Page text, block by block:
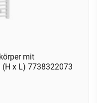
mit
x L) 7738322073